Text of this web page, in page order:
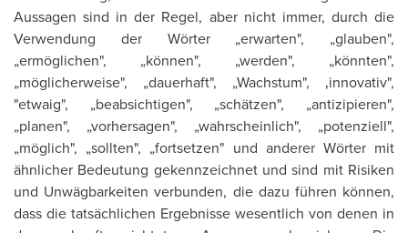
Aussagen sind in der Regel, aber nicht immer, durch die
Verwendung der Wörter „erwarten", „glauben",
„ermöglichen", „können", „werden", „könnten",
„möglicherweise", „dauerhaft", „Wachstum", ‚innovativ",
"etwaig", „beabsichtigen", „schätzen", „antizipieren",
„planen", „vorhersagen", „wahrscheinlich", „potenziell",
„möglich", „sollten", „fortsetzen" und anderer Wörter mit
ähnlicher Bedeutung gekennzeichnet und sind mit Risiken
und Unwägbarkeiten verbunden, die dazu führen können,
dass die tatsächlichen Ergebnisse wesentlich von denen in